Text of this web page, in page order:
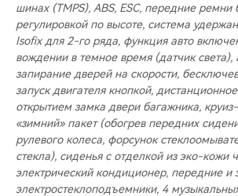
шинах (TMPS), ABS, ESC, передние ремни
регулировкой по высоте, система
Isofix для 2-го ряда, функция авто
вождении в темное время (датчик света),
запирание дверей на скорости,
запуск двигателя кнопкой,
открытием замка двери багажника,
«зимний» пакет (обогрев передних
рулевого колеса, форсунок
стекла), сиденья с отделкой из эко-кожи
электрический кондиционер, передние и
электростеклоподъемники, 4